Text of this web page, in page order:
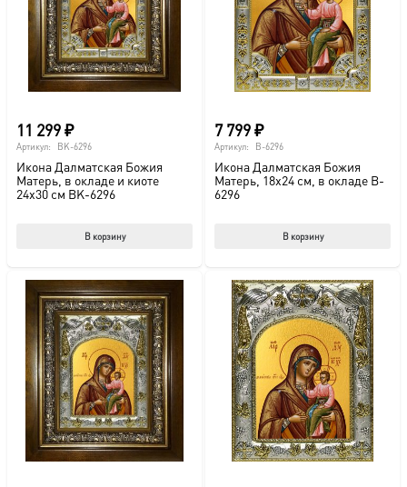
11 299₽
Артикул: BK-6296
Икона Далматская Божия
Матерь, в окладе и киоте
24х30 см BK-6296
В корзину
7 799₽
Артикул: B-6296
Икона Далматская Божия
Матерь, 18х24 см, в окладе B-
6296
В корзину